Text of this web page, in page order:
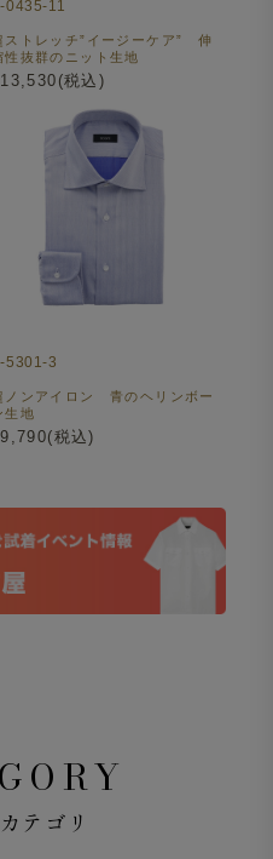
0435-11
ストレッチ”イージーケア” 伸
性抜群のニット生地
税込)
5301-3
ノンアイロン 青のヘリンボー
生地
税込)
テゴリ